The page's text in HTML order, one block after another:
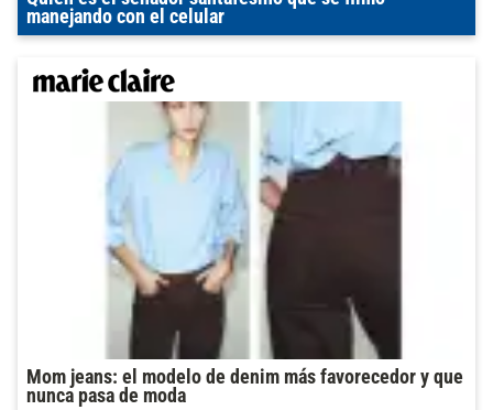
manejando con el celular
Mom jeans: el modelo de denim más favorecedor y que
nunca pasa de moda